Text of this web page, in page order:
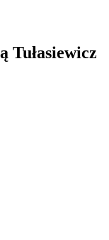
Tułasiewicz